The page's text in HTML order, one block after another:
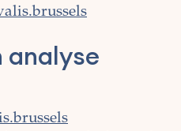
analyse